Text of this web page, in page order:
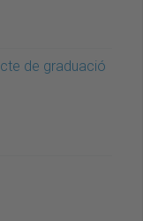
de graduació